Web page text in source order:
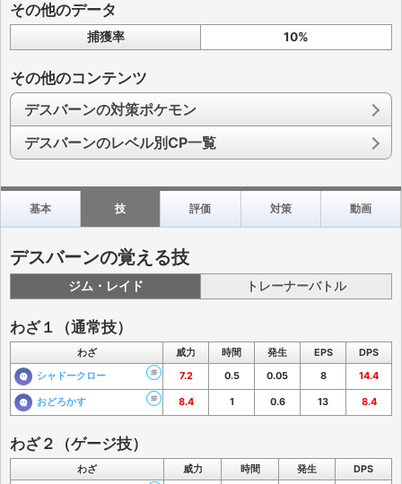
その他のデータ
捕獲率 10%
その他のコンテンツ
デスバーンの対策ポケモン
デスバーンのレベル別CP一覧
基本 技 評価 対策 動画
デスバーンの覚える技
ジム・レイド トレーナーバトル
わざ１（通常技）
わざ 威力 時間 発生 EPS
DPS
シャドークロー
7.2 0.5 0.05 8 14.4
おどろかす 8.4 1 0.6 13 8.4
わざ２（ゲージ技）
わざ 威力 時間 発生
DPS